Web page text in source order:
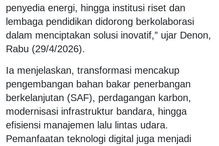
penyedia energi, hingga institusi riset dan
lembaga pendidikan didorong berkolaborasi
dalam menciptakan solusi inovatif,” ujar Denon,
Rabu (29/4/2026).
Ia menjelaskan, transformasi mencakup
pengembangan bahan bakar penerbangan
berkelanjutan (SAF), perdagangan karbon,
modernisasi infrastruktur bandara, hingga
efisiensi manajemen lalu lintas udara.
Pemanfaatan teknologi digital juga menjadi